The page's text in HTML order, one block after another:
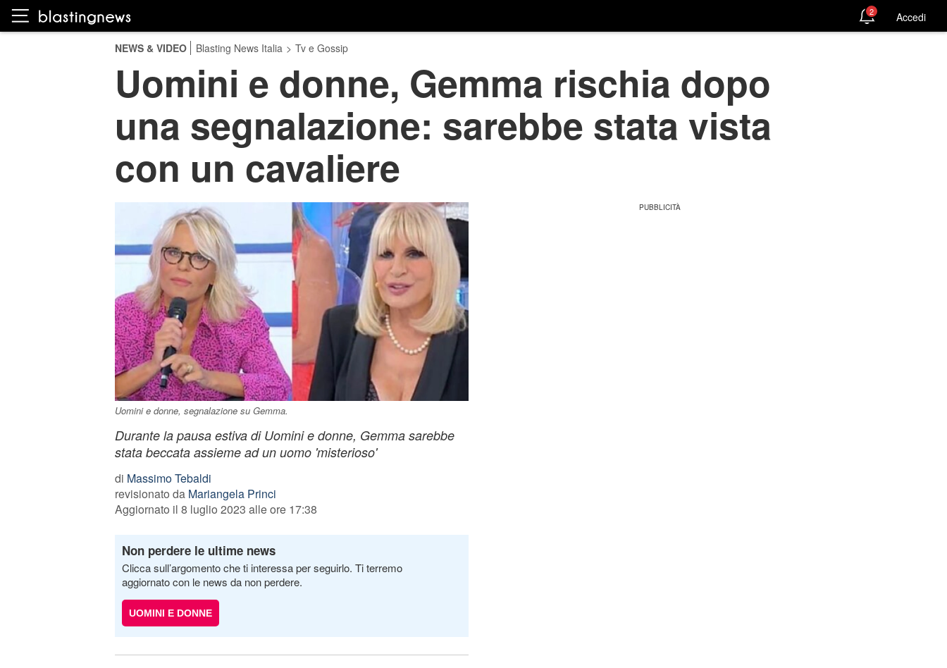
2 Accedi
NEWS & VIDEO Blasting News Italia > Tv e Gossip
Uomini e donne, Gemma rischia dopo
una segnalazione: sarebbe stata vista
con un cavaliere
Uomini e donne, segnalazione su Gemma.
Durante la pausa estiva di Uomini e donne, Gemma sarebbe
stata beccata assieme ad un uomo 'misterioso'
di Massimo Tebaldi
revisionato da Mariangela Princi
Aggiornato il 8 luglio 2023 alle ore 17:38
Non perdere le ultime news
Clicca sull’argomento che ti interessa per seguirlo. Ti terremo
aggiornato con le news da non perdere.
UOMINI E DONNE